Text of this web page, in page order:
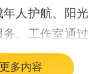
人护航、阳光
。工作室通过
的形式，营造
多内容